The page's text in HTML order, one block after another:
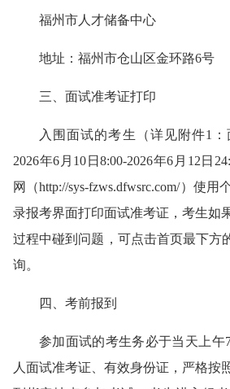
福州市人才储备中心
地址：福州市仓山区金环路6号
三、面试准考证打印
入围面试的考生（详见附件1
2026年6月10日8:00-2026年6月12日
网（http://sys-fzws.dfwsrc.com/）使用
录报考界面打印面试准考证，考生如
过程中碰到问题，可点击首页最下方
询。
四、考前报到
参加面试的考生务必于当天上午
人面试准考证、有效身份证，严格按